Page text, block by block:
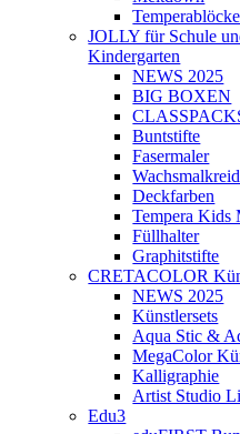
Temperablöcke
JOLLY für Schule
Kindergarten
NEWS 2025
BIG BOXEN
Buntstifte
Fasermaler
Deckfarben
Tempera Kids
Füllhalter
Graphitstifte
CRETACOLOR
NEWS 2025
Künstlersets
Aqua Stic &
MegaColor
Kalligraphie
Artist Studio
Edu3